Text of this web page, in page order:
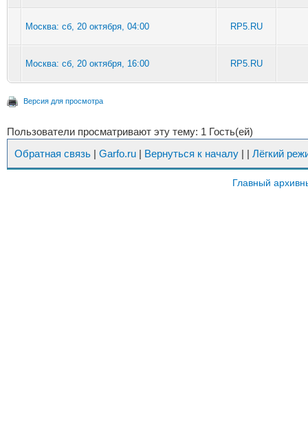
Москва: сб, 20 октября, 04:00 RP5.RU
Москва: сб, 20 октября, 16:00 RP5.RU
Версия для просмотра
Пользователи просматривают эту тему: 1 Гость(ей)
Обратная связь | Garfo.ru | Вернуться к началу | | Лёгкий
Главный